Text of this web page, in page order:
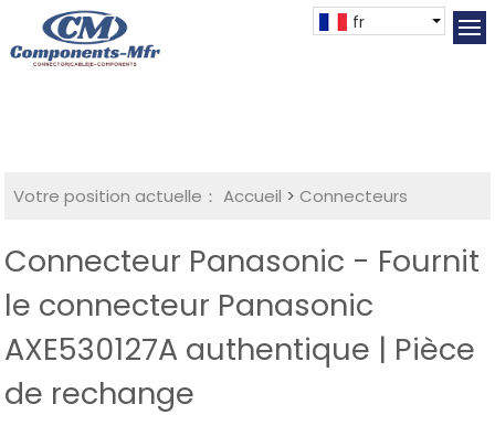
fr
Votre position actuelle： Accueil >Connecteurs
Connecteur Panasonic - Fournit
le connecteur Panasonic
AXE530127A authentique | Pièce
de rechange